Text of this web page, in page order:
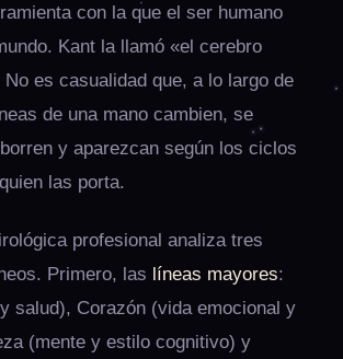
con la que el ser humano
Kant la llamó «el cerebro
es casualidad que, a lo largo de
de una mano cambien, se
y aparezcan según los ciclos
las porta.
profesional analiza tres
Primero, las líneas mayores:
salud), Corazón (vida emocional y
(mente y estilo cognitivo) y